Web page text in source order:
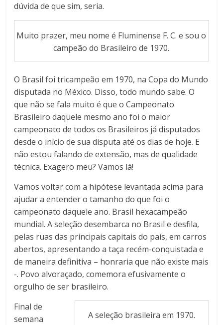
dúvida de que sim, seria.
Muito prazer, meu nome é Fluminense F. C. e sou o
campeão do Brasileiro de 1970.
O Brasil foi tricampeão em 1970, na Copa do Mundo
disputada no México. Disso, todo mundo sabe. O
que não se fala muito é que o Campeonato
Brasileiro daquele mesmo ano foi o maior
campeonato de todos os Brasileiros já disputados
desde o início de sua disputa até os dias de hoje. E
não estou falando de extensão, mas de qualidade
técnica. Exagero meu? Vamos lá!
Vamos voltar com a hipótese levantada acima para
ajudar a entender o tamanho do que foi o
campeonato daquele ano. Brasil hexacampeão
mundial. A seleção desembarca no Brasil e desfila,
pelas ruas das principais capitais do país, em carros
abertos, apresentando a taça recém-conquistada e
de maneira definitiva – honraria que não existe mais
-. Povo alvoraçado, comemora efusivamente o
orgulho de ser brasileiro.
A seleção brasileira em 1970.
Final de
semana